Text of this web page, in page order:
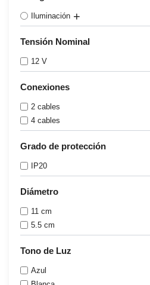
Iluminación
Tensión Nominal
12 V
Conexiones
2 cables
4 cables
Grado de protección
IP20
Diámetro
11 cm
5.5 cm
Tono de Luz
Azul